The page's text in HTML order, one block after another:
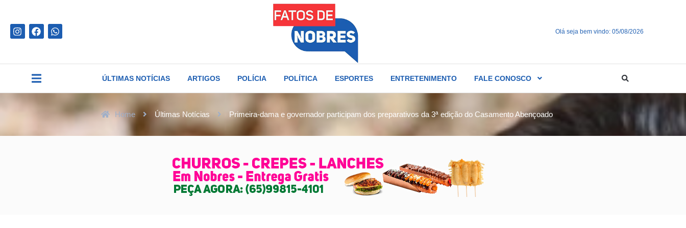
Olá seja bem vindo: 05/08/2026
ÚLTIMAS NOTÍCIAS ARTIGOS POLÍCIA POLÍTICA ESPORTES ENTRETENIMENTO FALE CONOSCO
Home Últimas Notícias Primeira-dama e governador participam dos preparativos da 3ª edição do Casamento Abençoado